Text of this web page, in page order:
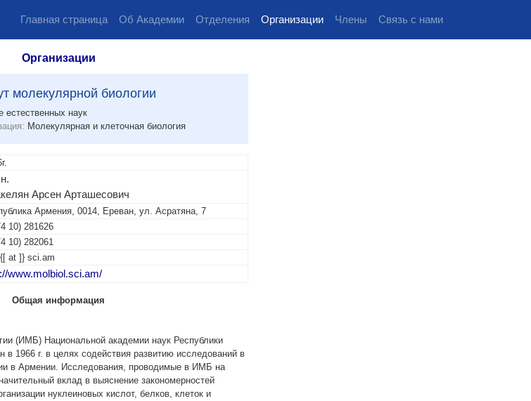
Главная страница Об Академии Отделения Организации Члены Связь с нами
Организации
молекулярной биологии
естественных наук
Молекулярная и клеточная биология
Арсен Арташесович
Армения, 0014, Ереван, ул. Асратяна, 7
10) 281626
10) 282061
at ]} sci.am
www.molbiol.sci.am/
Общая информация
(ИМБ) Национальной академии наук Республики
1966 г. в целях содействия развитию исследований в
в Армении. Исследования, проводимые в ИМБ на
вклад в выяснение закономерностей
нуклеиновых кислот, белков, клеток и